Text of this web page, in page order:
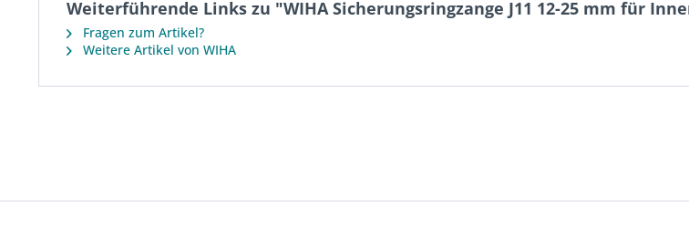
Weiterführende Links zu "WIHA Sicherungsringzange J11 12-25 mm für
Fragen zum Artikel?
Weitere Artikel von WIHA